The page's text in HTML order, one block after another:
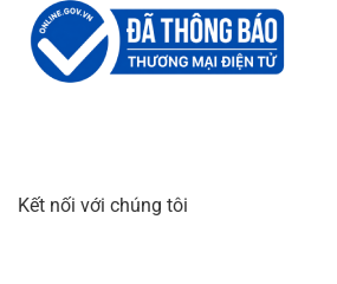
Kết nối với chúng tôi